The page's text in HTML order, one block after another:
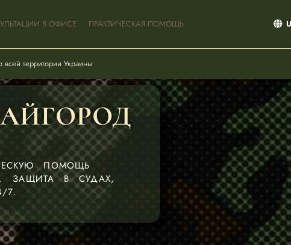
В ОФИСЕ ПРАКТИЧЕСКАЯ ПОМОЩЬ
всей территории Украины
ПОМОЩЬ
ЗАЩИТА В СУДАХ,
7.